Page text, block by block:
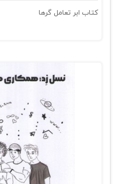
کتاب ابر تعامل گرها